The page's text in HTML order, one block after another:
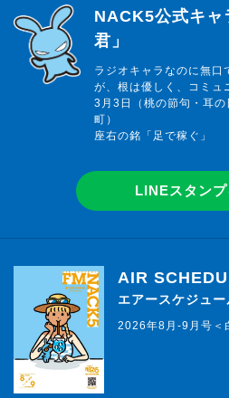
らじっと君
NACK5公式キャ
君」
ラジオキャラなのに無口
が、根は優しく、コミュ
3月3日（桃の節句・耳
町）
座右の銘「足で稼ぐ」
LINEスタンプ
AIR
エアースケジュー
2026年8月-9月号＜